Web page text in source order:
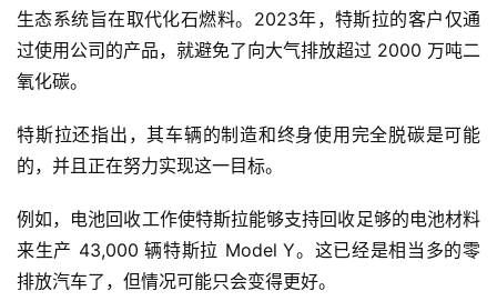
生态系统旨在取代化石燃料。2023年，特斯拉的客户仅通
过使用公司的产品，就避免了向大气排放超过 2000 万吨二
氧化碳。
特斯拉还指出，其车辆的制造和终身使用完全脱碳是可能
的，并且正在努力实现这一目标。
例如，电池回收工作使特斯拉能够支持回收足够的电池材料
来生产 43,000 辆特斯拉 Model Y。这已经是相当多的零
排放汽车了，但情况可能只会变得更好。